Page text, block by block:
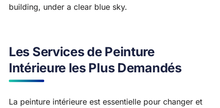
building, under a clear blue sky.
Les Services de Peinture
Intérieure les Plus Demandés
La peinture intérieure est essentielle pour changer et